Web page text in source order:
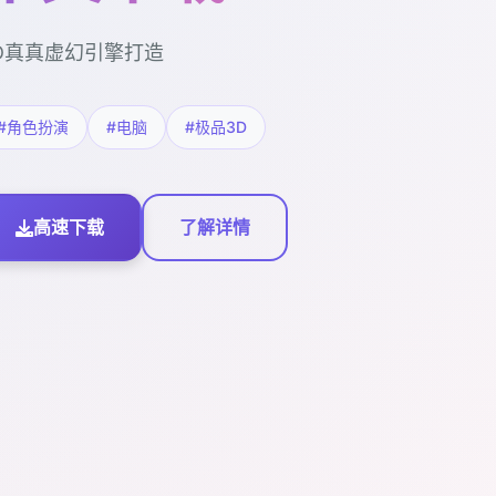
真虚幻引擎打造
角色扮演 #电脑 #极品3D
高速下载 了解详情